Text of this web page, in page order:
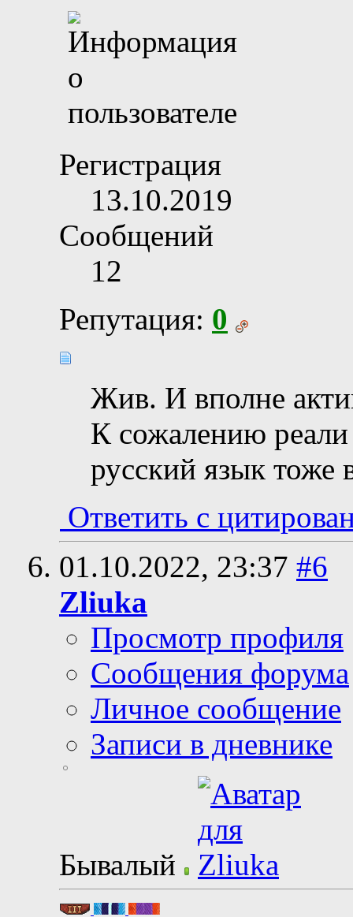
Регистрация
13.10.2019
Сообщений
12
Репутация: 0
Жив. И вполне
К сожалению
русский язык тоже
Ответить с
01.10.2022, 23:37 #6
Zliuka
Просмотр профиля
Сообщения форума
Личное сообщение
Записи в дневнике
Бывалый